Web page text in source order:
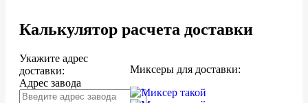
Калькулятор расчета доставки
Укажите адрес
доставки:
Адрес завода
Миксеры для доставки: